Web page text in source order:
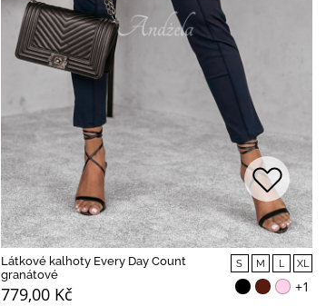
Látkové kalhoty Every Day Count
granátové
779,00 Kč
S M L XL
+1